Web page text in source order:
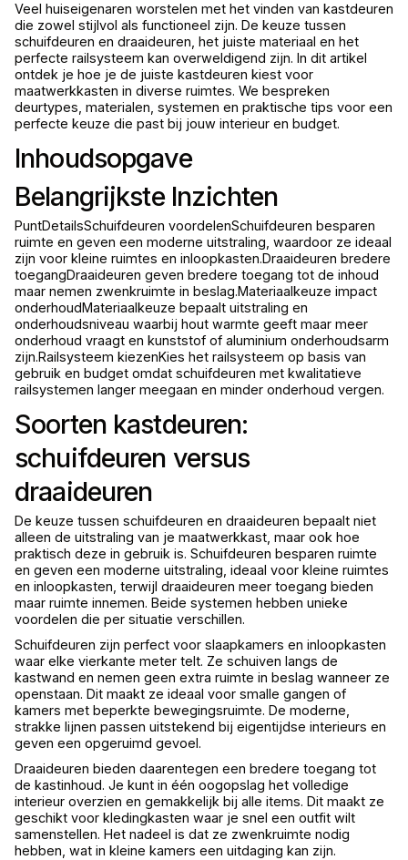
Veel huiseigenaren worstelen met het vinden van kastdeuren
die zowel stijlvol als functioneel zijn. De keuze tussen
schuifdeuren en draaideuren, het juiste materiaal en het
perfecte railsysteem kan overweldigend zijn. In dit artikel
ontdek je hoe je de juiste kastdeuren kiest voor
maatwerkkasten in diverse ruimtes. We bespreken
deurtypes, materialen, systemen en praktische tips voor een
perfecte keuze die past bij jouw interieur en budget.
Inhoudsopgave
Belangrijkste Inzichten
PuntDetailsSchuifdeuren voordelenSchuifdeuren besparen
ruimte en geven een moderne uitstraling, waardoor ze ideaal
zijn voor kleine ruimtes en inloopkasten.Draaideuren bredere
toegangDraaideuren geven bredere toegang tot de inhoud
maar nemen zwenkruimte in beslag.Materiaalkeuze impact
onderhoudMateriaalkeuze bepaalt uitstraling en
onderhoudsniveau waarbij hout warmte geeft maar meer
onderhoud vraagt en kunststof of aluminium onderhoudsarm
zijn.Railsysteem kiezenKies het railsysteem op basis van
gebruik en budget omdat schuifdeuren met kwalitatieve
railsystemen langer meegaan en minder onderhoud vergen.
Soorten kastdeuren:
schuifdeuren versus
draaideuren
De keuze tussen schuifdeuren en draaideuren bepaalt niet
alleen de uitstraling van je maatwerkkast, maar ook hoe
praktisch deze in gebruik is. Schuifdeuren besparen ruimte
en geven een moderne uitstraling, ideaal voor kleine ruimtes
en inloopkasten, terwijl draaideuren meer toegang bieden
maar ruimte innemen. Beide systemen hebben unieke
voordelen die per situatie verschillen.
Schuifdeuren zijn perfect voor slaapkamers en inloopkasten
waar elke vierkante meter telt. Ze schuiven langs de
kastwand en nemen geen extra ruimte in beslag wanneer ze
openstaan. Dit maakt ze ideaal voor smalle gangen of
kamers met beperkte bewegingsruimte. De moderne,
strakke lijnen passen uitstekend bij eigentijdse interieurs en
geven een opgeruimd gevoel.
Draaideuren bieden daarentegen een bredere toegang tot
de kastinhoud. Je kunt in één oogopslag het volledige
interieur overzien en gemakkelijk bij alle items. Dit maakt ze
geschikt voor kledingkasten waar je snel een outfit wilt
samenstellen. Het nadeel is dat ze zwenkruimte nodig
hebben, wat in kleine kamers een uitdaging kan zijn.